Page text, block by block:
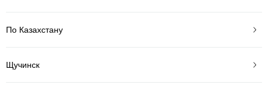
По Казахстану
Щучинск